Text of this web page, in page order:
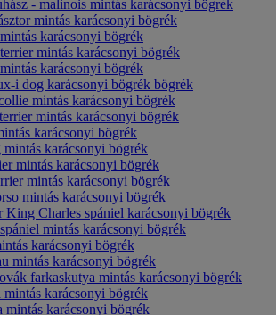
- malinois mintás karácsonyi bögrék
mintás karácsonyi bögrék
karácsonyi bögrék
mintás karácsonyi bögrék
karácsonyi bögrék
i dog karácsonyi bögrék bögrék
mintás karácsonyi bögrék
mintás karácsonyi bögrék
karácsonyi bögrék
karácsonyi bögrék
mintás karácsonyi bögrék
mintás karácsonyi bögrék
mintás karácsonyi bögrék
King Charles spániel karácsonyi bögrék
mintás karácsonyi bögrék
karácsonyi bögrék
mintás karácsonyi bögrék
farkaskutya mintás karácsonyi bögrék
mintás karácsonyi bögrék
mintás karácsonyi bögrék